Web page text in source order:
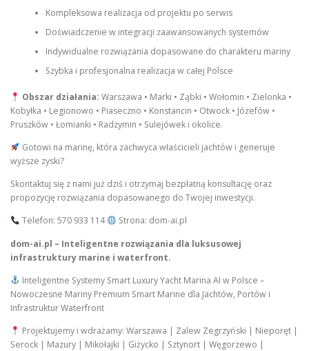
Kompleksowa realizacja od projektu po serwis
Doświadczenie w integracji zaawansowanych systemów
Indywidualne rozwiązania dopasowane do charakteru mariny
Szybka i profesjonalna realizacja w całej Polsce
Obszar działania: Warszawa • Marki • Ząbki • Wołomin • Zielonka •
Kobyłka • Legionowo • Piaseczno • Konstancin • Otwock • Józefów •
Pruszków • Łomianki • Radzymin • Sulejówek i okolice.
Gotowi na marinę, która zachwyca właścicieli jachtów i generuje
wyższe zyski?
Skontaktuj się z nami już dziś i otrzymaj bezpłatną konsultację oraz
propozycję rozwiązania dopasowanego do Twojej inwestycji.
Telefon: 570 933 114
Strona: dom-ai.pl
dom-ai.pl – Inteligentne rozwiązania dla luksusowej
infrastruktury marine i waterfront.
Inteligentne Systemy Smart Luxury Yacht Marina AI w Polsce –
Nowoczesne Mariny Premium Smart Marine dla Jachtów, Portów i
Infrastruktur Waterfront
Projektujemy i wdrażamy: Warszawa | Zalew Zegrzyński | Nieporęt |
Serock | Mazury | Mikołajki | Giżycko | Sztynort | Węgorzewo |